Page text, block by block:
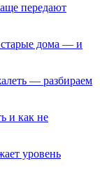
передают
дома — и
— разбираем
и как не
уровень